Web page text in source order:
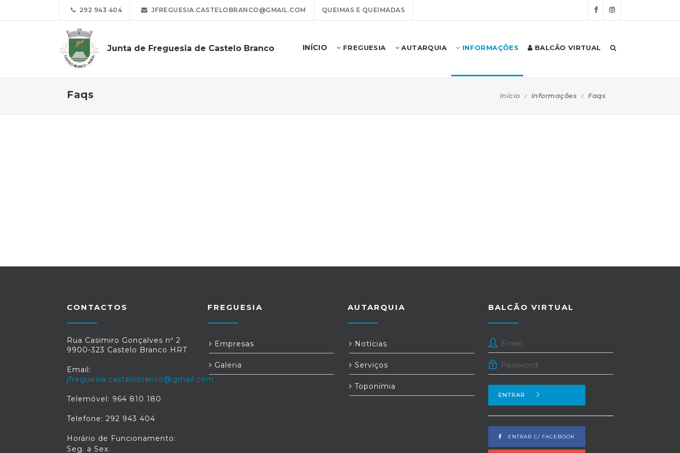
292 943 404 JFREGUESIA.CASTELOBRANCO@GMAIL.COM QUEIMAS E QUEIMADAS
Junta de Freguesia de Castelo Branco INÍCIO FREGUESIA AUTARQUIA INFORMAÇÕES BALCÃO VIRTUAL
Faqs Início Informações Faqs
CONTACTOS
Rua Casimiro Gonçalves nº 2
9900-323 Castelo Branco HRT
Email:
jfreguesia.castelobranco@gmail.com
Telemóvel: 964 810 180
Telefone: 292 943 404
Horário de Funcionamento:
Seg. a Sex.
FREGUESIA
Empresas
Galeria
AUTARQUIA
Notícias
Serviços
Toponímia
BALCÃO VIRTUAL
ENTRAR
ENTRAR C/ FACEBOOK